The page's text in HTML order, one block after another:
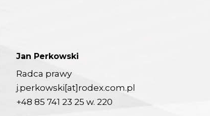
Jan Perkowski
Radca prawy
j.perkowski[at]rodex.com.pl
+48 85 741 23 25 w. 220